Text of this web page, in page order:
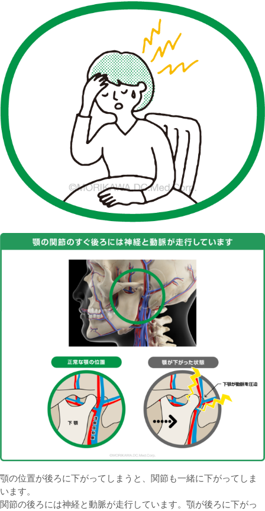
顎の位置が後ろに下がってしまうと、関節も一緒に下がってしま
います。
関節の後ろには神経と動脈が走行しています。顎が後ろに下がっ